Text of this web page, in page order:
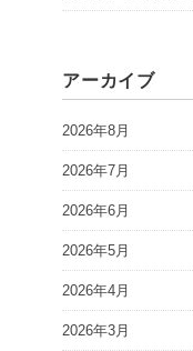
アーカイブ
2026年8月
2026年7月
2026年6月
2026年5月
2026年4月
2026年3月